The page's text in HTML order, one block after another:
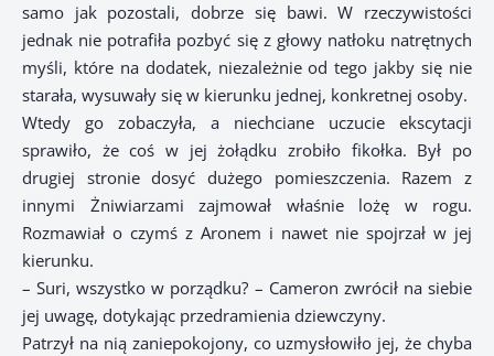
samo jak pozostali, dobrze się bawi. W rzeczywistości
jednak nie potrafiła pozbyć się z głowy natłoku natrętnych
myśli, które na dodatek, niezależnie od tego jakby się nie
starała, wysuwały się w kierunku jednej, konkretnej osoby.
Wtedy go zobaczyła, a niechciane uczucie ekscytacji
sprawiło, że coś w jej żołądku zrobiło fikołka. Był po
drugiej stronie dosyć dużego pomieszczenia. Razem z
innymi Żniwiarzami zajmował właśnie lożę w rogu.
Rozmawiał o czymś z Aronem i nawet nie spojrzał w jej
kierunku.
– Suri, wszystko w porządku? – Cameron zwrócił na siebie
jej uwagę, dotykając przedramienia dziewczyny.
Patrzył na nią zaniepokojony, co uzmysłowiło jej, że chyba